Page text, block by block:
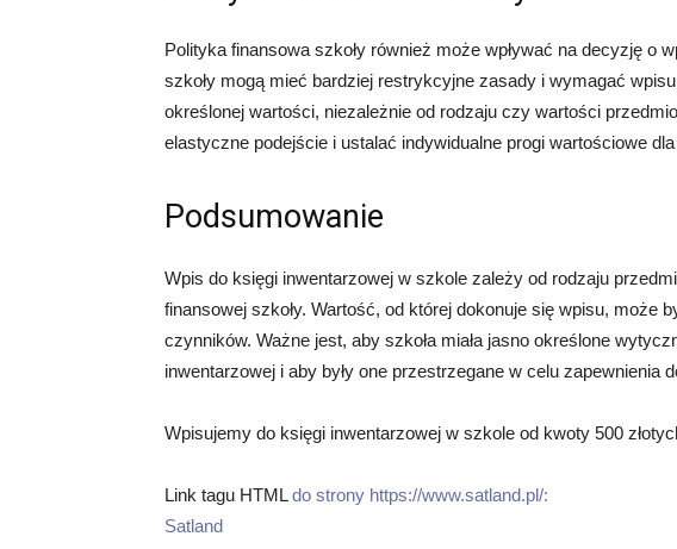
Polityka finansowa szkoły również może wpływać na decyzję o
szkoły mogą mieć bardziej restrykcyjne zasady i wymagać
określonej wartości, niezależnie od rodzaju czy wartości
elastyczne podejście i ustalać indywidualne progi wartościowe
Podsumowanie
Wpis do księgi inwentarzowej w szkole zależy od rodzaju
finansowej szkoły. Wartość, od której dokonuje się wpisu, może
czynników. Ważne jest, aby szkoła miała jasno określone
inwentarzowej i aby były one przestrzegane w celu zapewnienia
Wpisujemy do księgi inwentarzowej w szkole od kwoty 500
Link tagu HTMLdo strony https://www.satland.pl/:
Satland